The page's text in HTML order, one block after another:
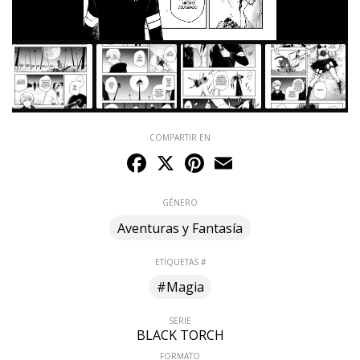
COMPARTIR EN
Facebook
X Pinterest
GÉNERO
Aventuras y Fantasía
ETIQUETAS #
#Magia
SERIE
BLACK TORCH
FORMATO